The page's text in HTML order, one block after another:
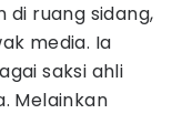
ruang sidang,
media. Ia
saksi ahli
Melainkan